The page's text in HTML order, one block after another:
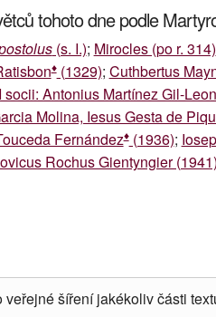
tohoto dne podle
(s. I.); Mirocles (po r. 314)
♦(1329); Cuthbertus
socii: Antonius Martínez Gil-
Molina, Iesus Gesta de
Fernández♦(1936);
Rochus Gientyngier (1941)
veřejné šíření jakékoliv části